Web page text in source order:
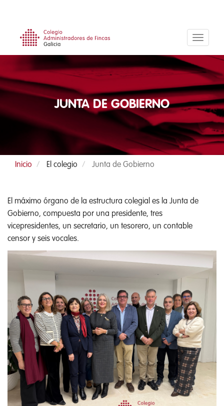
contenido
principal
JUNTA DE GOBIERNO
Inicio El colegio Junta de Gobierno
El máximo órgano de la estructura colegial es la Junta de
Gobierno, compuesta por una presidente, tres
vicepresidentes, un secretario, un tesorero, un contable
censor y seis vocales.